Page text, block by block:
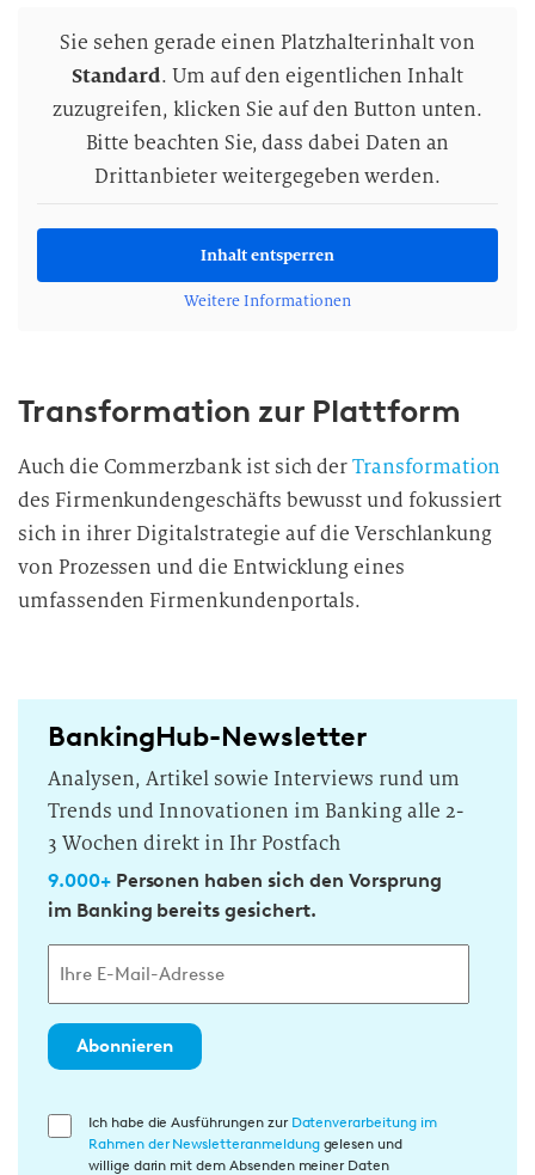
Sie sehen gerade einen Platzhalterinhalt von
Standard. Um auf den eigentlichen Inhalt
zuzugreifen, klicken Sie auf den Button unten.
Bitte beachten Sie, dass dabei Daten an
Drittanbieter weitergegeben werden.
Inhalt entsperren
Weitere Informationen
Transformation zur Plattform
Auch die Commerzbank ist sich derTransformation
des Firmenkundengeschäfts bewusst und fokussiert
sich in ihrer Digitalstrategie auf die Verschlankung
von Prozessen und die Entwicklung eines
umfassenden Firmenkundenportals.
BankingHub-Newsletter
Analysen, Artikel sowie Interviews rund um
Trends und Innovationen im Banking alle 2-
3 Wochen direkt in Ihr Postfach
9.000+Personen haben sich den Vorsprung
im Banking bereits gesichert.
Abonnieren
E
Ich habe die Ausführungen zur Datenverarbeitung im
Rahmen der Newsletteranmeldunggelesen und
willige darin mit dem Absenden meiner Daten